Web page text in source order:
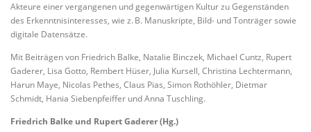
Akteure einer vergangenen und gegenwärtigen Kultur zu Gegenständen
des Erkenntnisinteresses, wie z. B. Manuskripte, Bild- und Tonträger sowie
digitale Datensätze.
Mit Beiträgen von Friedrich Balke, Natalie Binczek, Michael Cuntz, Rupert
Gaderer, Lisa Gotto, Rembert Hüser, Julia Kursell, Christina Lechtermann,
Harun Maye, Nicolas Pethes, Claus Pias, Simon Rothöhler, Dietmar
Schmidt, Hania Siebenpfeiffer und Anna Tuschling.
Friedrich Balke und Rupert Gaderer (Hg.)